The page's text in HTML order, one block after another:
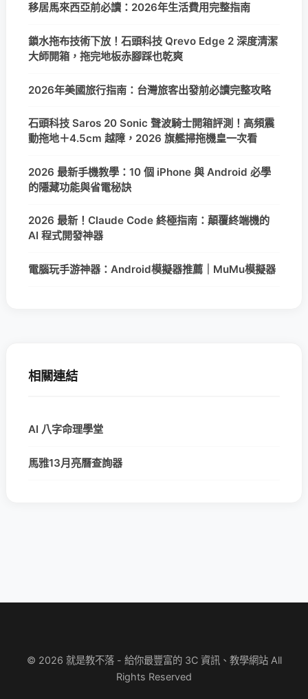
移居馬來西亞前必讀：2026年生活費用完整指南
鎖水拖布技術下放！石頭科技 Qrevo Edge 2 深度清潔
大師開箱，拖完地板赤腳踩也乾爽
2026年美國旅行指南：台灣旅客出發前必讀完整攻略
石頭科技 Saros 20 Sonic 聲波騎士開箱評測！高頻震
動拖地＋4.5cm 越障，2026 旗艦掃拖機皇一次看
2026 最新手機教學：10 個 iPhone 與 Android 必學
的隱藏功能與省電秘訣
2026 最新！Claude Code 終極指南：顛覆終端機的
AI 程式開發神器
電腦玩手游神器：Android模擬器推薦｜MuMu模擬器
相關連結
AI 八字命理學堂
馬雅13月亮曆查詢器
© 2026 就是教不落 - 給你最豐富的 3C 資訊、教學網站 All
Rights Reserved